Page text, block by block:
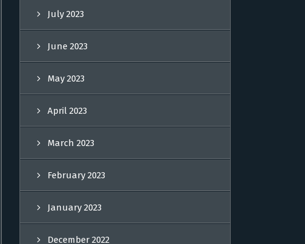
July 2023
June 2023
May 2023
April 2023
March 2023
February 2023
January 2023
December 2022